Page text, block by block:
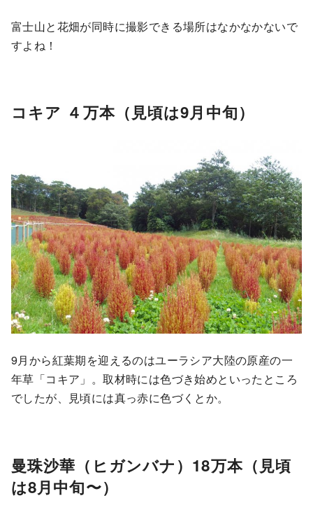
富士山と花畑が同時に撮影できる場所はなかなかないで
すよね！
コキア ４万本（見頃は9月中旬）
9月から紅葉期を迎えるのはユーラシア大陸の原産の一
年草「コキア」。取材時には色づき始めといったところ
でしたが、見頃には真っ赤に色づくとか。
曼珠沙華（ヒガンバナ）18万本（見頃
は8月中旬〜）